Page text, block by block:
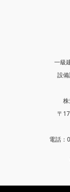
一級
設
〒
電話